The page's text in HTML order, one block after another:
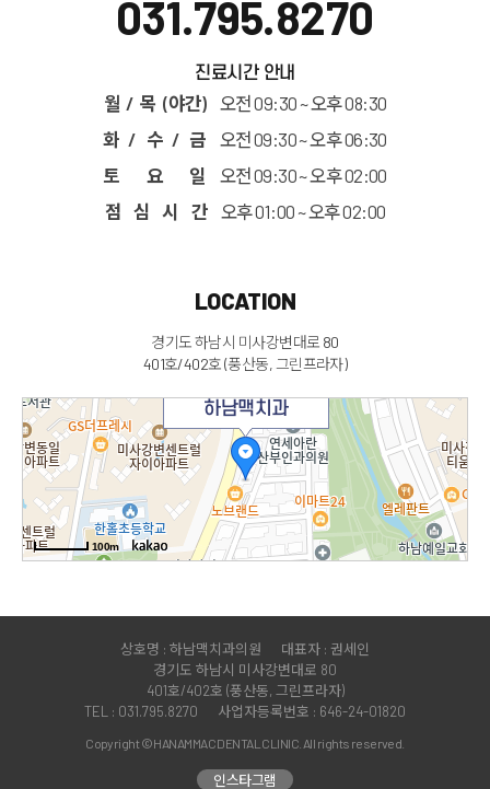
031.795.8270
진료시간 안내
월 / 목 (야간)
오전 09:30 ~ 오후 08:30
화 / 수 / 금
오전 09:30 ~ 오후 06:30
토 요 일
오전 09:30 ~ 오후 02:00
점 심 시 간
오후 01:00 ~ 오후 02:00
LOCATION
경기도 하남시 미사강변대로 80
401호/402호 (풍산동, 그린프라자)
하남맥치과
100m
상호명 : 하남맥치과의원
대표자 : 권세인
경기도 하남시 미사강변대로 80
401호/402호 (풍산동, 그린프라자)
TEL : 031.795.8270
사업자등록번호 : 646-24-01820
Copyright © HANAMMAC DENTAL CLINIC. All rights reserved.
인스타그램